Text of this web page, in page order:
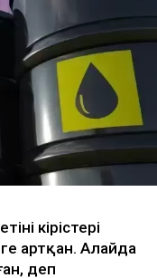
кірістері
артқан. Алайда
деп